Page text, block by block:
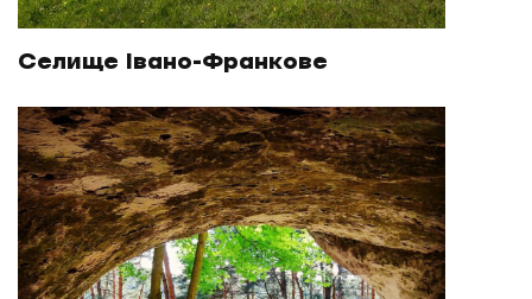
Селище Івано-Франкове